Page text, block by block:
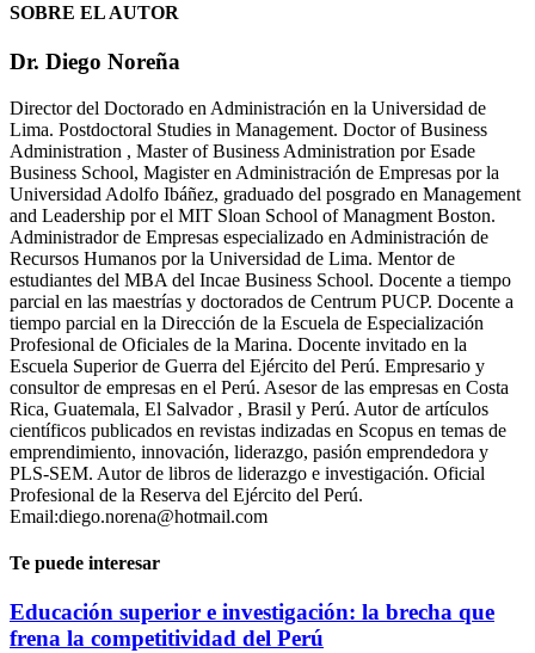
SOBRE EL AUTOR
Dr. Diego Noreña
Director del Doctorado en Administración en la Universidad de
Lima. Postdoctoral Studies in Management. Doctor of Business
Administration , Master of Business Administration por Esade
Business School, Magister en Administración de Empresas por la
Universidad Adolfo Ibáñez, graduado del posgrado en Management
and Leadership por el MIT Sloan School of Managment Boston.
Administrador de Empresas especializado en Administración de
Recursos Humanos por la Universidad de Lima. Mentor de
estudiantes del MBA del Incae Business School. Docente a tiempo
parcial en las maestrías y doctorados de Centrum PUCP. Docente a
tiempo parcial en la Dirección de la Escuela de Especialización
Profesional de Oficiales de la Marina. Docente invitado en la
Escuela Superior de Guerra del Ejército del Perú. Empresario y
consultor de empresas en el Perú. Asesor de las empresas en Costa
Rica, Guatemala, El Salvador , Brasil y Perú. Autor de artículos
científicos publicados en revistas indizadas en Scopus en temas de
emprendimiento, innovación, liderazgo, pasión emprendedora y
PLS-SEM. Autor de libros de liderazgo e investigación. Oficial
Profesional de la Reserva del Ejército del Perú.
Email:diego.norena@hotmail.com
Te puede interesar
Educación superior e investigación: la brecha que
frena la competitividad del Perú